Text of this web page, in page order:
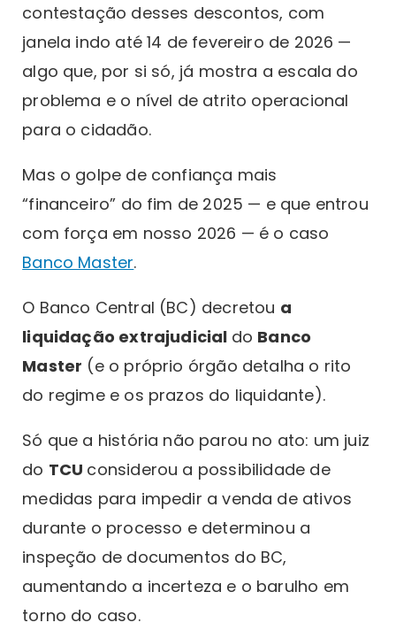
contestação desses descontos, com
janela indo até 14 de fevereiro de 2026 —
algo que, por si só, já mostra a escala do
problema e o nível de atrito operacional
para o cidadão.
Mas o golpe de confiança mais
“financeiro” do fim de 2025 — e que entrou
com força em nosso 2026 — é o caso
Banco Master.
O Banco Central (BC) decretou a
liquidação extrajudicial do Banco
Master (e o próprio órgão detalha o rito
do regime e os prazos do liquidante).
Só que a história não parou no ato: um juiz
do TCU considerou a possibilidade de
medidas para impedir a venda de ativos
durante o processo e determinou a
inspeção de documentos do BC,
aumentando a incerteza e o barulho em
torno do caso.